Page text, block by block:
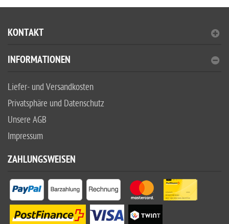
KONTAKT
INFORMATIONEN
Liefer- und Versandkosten
Privatsphäre und Datenschutz
Unsere AGB
Impressum
ZAHLUNGSWEISEN